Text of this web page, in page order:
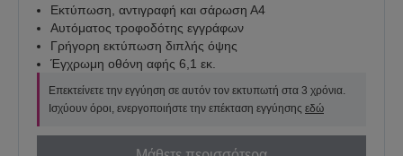
Εκτύπωση, αντιγραφή και σάρωση Α4
Αυτόματος τροφοδότης εγγράφων
Γρήγορη εκτύπωση διπλής όψης
Έγχρωμη οθόνη αφής 6,1 εκ.
Επεκτείνετε την εγγύηση σε αυτόν τον εκτυπωτή στα 3 χρόνια.
Ισχύουν όροι, ενεργοποιήστε την επέκταση εγγύησης εδώ